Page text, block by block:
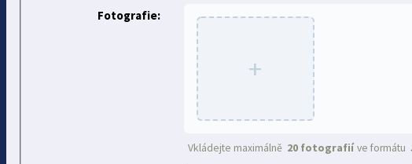
Fotografie:
+
Vkládejte maximálně 20 fotografiíve formátu